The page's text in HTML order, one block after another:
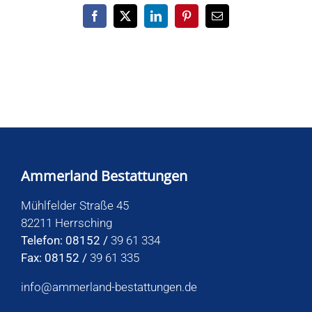
Facebook
X LinkedInPinterest
E-
Mail
Ammerland Bestattungen
Mühlfelder Straße 45
82211 Herrsching
Telefon: 08152 / 39 61 334
Fax: 08152 / 39 61 335
info@ammerland-bestattungen.de